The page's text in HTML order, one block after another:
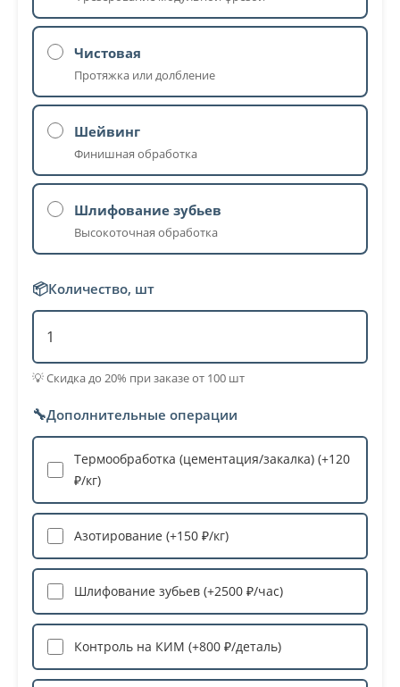
Чистовая
Протяжка или долбление
Шейвинг
Финишная обработка
Шлифование зубьев
Высокоточная обработка
📦Количество, шт
💡 Скидка до 20% при заказе от 100 шт
🔧Дополнительные операции
Термообработка (цементация/закалка) (+120
₽/кг)
Азотирование (+150 ₽/кг)
Шлифование зубьев (+2500 ₽/час)
Контроль на КИМ (+800 ₽/деталь)